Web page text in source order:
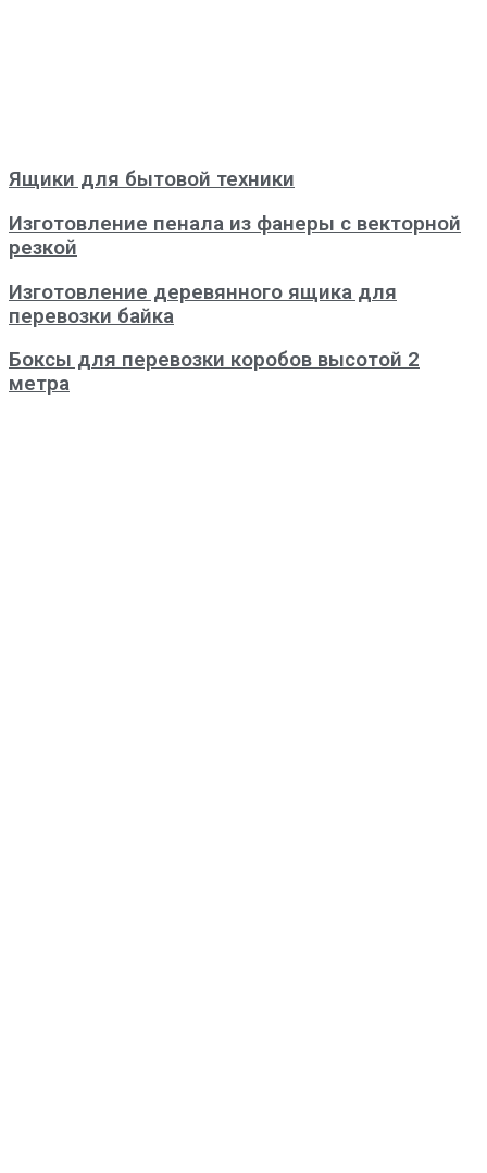
Ящики для бытовой техники
Изготовление пенала из фанеры с векторной
резкой
Изготовление деревянного ящика для
перевозки байка
Боксы для перевозки коробов высотой 2
метра